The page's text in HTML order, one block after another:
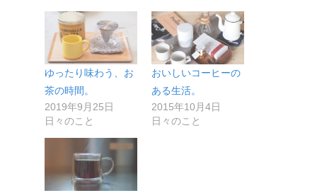
ゆったり味わう、お
茶の時間。
2019年9月25日
日々のこと
おいしいコーヒーの
ある生活。
2015年10月4日
日々のこと